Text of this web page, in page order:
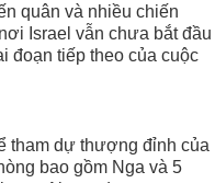
quân và nhiều chiến
Israel vẫn chưa bắt đầu
đoạn tiếp theo của cuộc
tham dự thượng đỉnh của
bao gồm Nga và 5